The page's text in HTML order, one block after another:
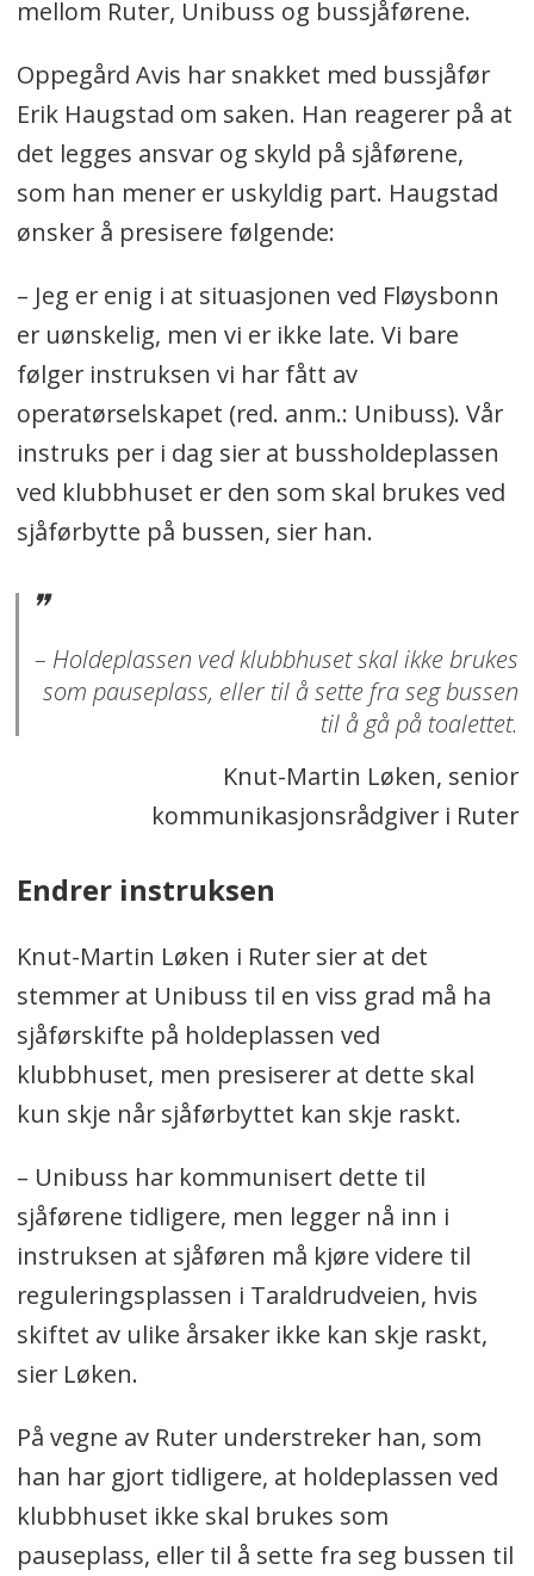
mellom Ruter, Unibuss og bussjåførene.
Oppegård Avis har snakket med bussjåfør
Erik Haugstad om saken. Han reagerer på at
det legges ansvar og skyld på sjåførene,
som han mener er uskyldig part. Haugstad
ønsker å presisere følgende:
– Jeg er enig i at situasjonen ved Fløysbonn
er uønskelig, men vi er ikke late. Vi bare
følger instruksen vi har fått av
operatørselskapet (red. anm.: Unibuss). Vår
instruks per i dag sier at bussholdeplassen
ved klubbhuset er den som skal brukes ved
sjåførbytte på bussen, sier han.
– Holdeplassen ved klubbhuset skal ikke brukes
som pauseplass, eller til å sette fra seg bussen
til å gå på toalettet.
Knut-Martin Løken, senior
kommunikasjonsrådgiver i Ruter
Endrer instruksen
Knut-Martin Løken i Ruter sier at det
stemmer at Unibuss til en viss grad må ha
sjåførskifte på holdeplassen ved
klubbhuset, men presiserer at dette skal
kun skje når sjåførbyttet kan skje raskt.
– Unibuss har kommunisert dette til
sjåførene tidligere, men legger nå inn i
instruksen at sjåføren må kjøre videre til
reguleringsplassen i Taraldrudveien, hvis
skiftet av ulike årsaker ikke kan skje raskt,
sier Løken.
På vegne av Ruter understreker han, som
han har gjort tidligere, at holdeplassen ved
klubbhuset ikke skal brukes som
pauseplass, eller til å sette fra seg bussen til